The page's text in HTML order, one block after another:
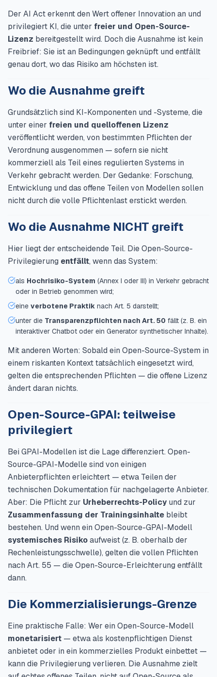
Der AI Act erkennt den Wert offener Innovation an und
privilegiert KI, die unter freier und Open-Source-
Lizenz bereitgestellt wird. Doch die Ausnahme ist kein
Freibrief: Sie ist an Bedingungen geknüpft und entfällt
genau dort, wo das Risiko am höchsten ist.
Wo die Ausnahme greift
Grundsätzlich sind KI-Komponenten und -Systeme, die
unter einer freien und quelloffenen Lizenz
veröffentlicht werden, von bestimmten Pflichten der
Verordnung ausgenommen — sofern sie nicht
kommerziell als Teil eines regulierten Systems in
Verkehr gebracht werden. Der Gedanke: Forschung,
Entwicklung und das offene Teilen von Modellen sollen
nicht durch die volle Pflichtenlast erstickt werden.
Wo die Ausnahme NICHT greift
Hier liegt der entscheidende Teil. Die Open-Source-
Privilegierung entfällt, wenn das System:
als Hochrisiko-System (Annex I oder III) in Verkehr gebracht
oder in Betrieb genommen wird;
eine verbotene Praktik nach Art. 5 darstellt;
unter die Transparenzpflichten nach Art. 50 fällt (z. B. ein
interaktiver Chatbot oder ein Generator synthetischer Inhalte).
Mit anderen Worten: Sobald ein Open-Source-System in
einem riskanten Kontext tatsächlich eingesetzt wird,
gelten die entsprechenden Pflichten — die offene Lizenz
ändert daran nichts.
Open-Source-GPAI: teilweise
privilegiert
Bei GPAI-Modellen ist die Lage differenziert. Open-
Source-GPAI-Modelle sind von einigen
Anbieterpflichten erleichtert — etwa Teilen der
technischen Dokumentation für nachgelagerte Anbieter.
Aber: Die Pflicht zur Urheberrechts-Policy und zur
Zusammenfassung der Trainingsinhalte bleibt
bestehen. Und wenn ein Open-Source-GPAI-Modell
systemisches Risikoaufweist (z. B. oberhalb der
Rechenleistungsschwelle), gelten die vollen Pflichten
nach Art. 55 — die Open-Source-Erleichterung entfällt
dann.
Die Kommerzialisierungs-Grenze
Eine praktische Falle: Wer ein Open-Source-Modell
monetarisiert — etwa als kostenpflichtigen Dienst
anbietet oder in ein kommerzielles Produkt einbettet —
kann die Privilegierung verlieren. Die Ausnahme zielt